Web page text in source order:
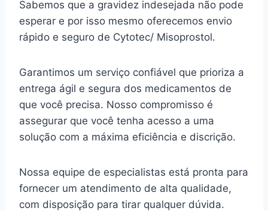
Sabemos que a gravidez indesejada não pode
esperar e por isso mesmo oferecemos envio
rápido e seguro de Cytotec/ Misoprostol.
Garantimos um serviço confiável que prioriza a
entrega ágil e segura dos medicamentos de
que você precisa. Nosso compromisso é
assegurar que você tenha acesso a uma
solução com a máxima eficiência e discrição.
Nossa equipe de especialistas está pronta para
fornecer um atendimento de alta qualidade,
com disposição para tirar qualquer dúvida.